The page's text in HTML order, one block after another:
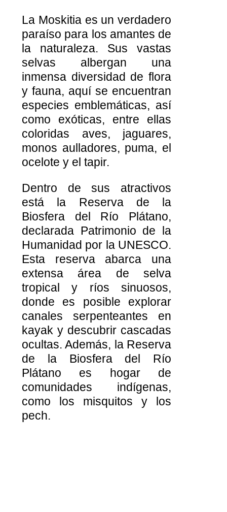
La Moskitia es un verdadero
paraíso para los amantes de
la naturaleza. Sus vastas
selvas albergan una
inmensa diversidad de flora
y fauna, aquí se encuentran
especies emblemáticas, así
como exóticas, entre ellas
coloridas aves, jaguares,
monos aulladores, puma, el
ocelote y el tapir.
Dentro de sus atractivos
está la Reserva de la
Biosfera del Río Plátano,
declarada Patrimonio de la
Humanidad por la UNESCO.
Esta reserva abarca una
extensa área de selva
tropical y ríos sinuosos,
donde es posible explorar
canales serpenteantes en
kayak y descubrir cascadas
ocultas. Además, la Reserva
de la Biosfera del Río
Plátano es hogar de
comunidades indígenas,
como los misquitos y los
pech.